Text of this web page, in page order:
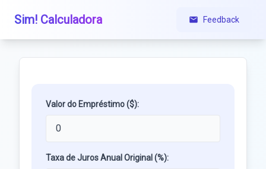
Sim! Calculadora Feedback
Valor do Empréstimo ($):
Taxa de Juros Anual Original (%):